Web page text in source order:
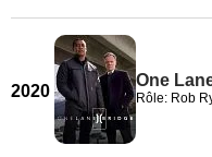
2020
One
Rôle: Rob